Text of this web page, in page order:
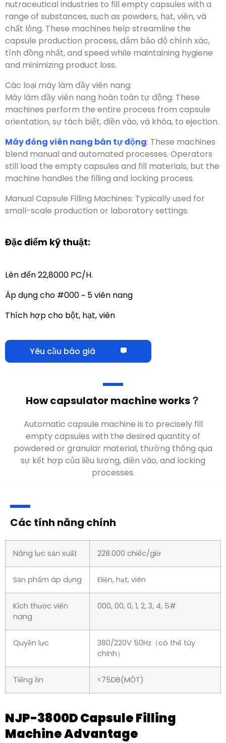
đầy các viên nang rỗng bằng nhiều loại chất,chẳng
hạn như bột, hạt, viên, và chất lỏng.Những máy này
giúp hợp lý hóa quy trình sản xuất viên nang, đảm bảo
độ chính xác, tính đồng nhất,và tốc độ trong khi vẫn
duy trì vệ sinh và giảm thiểu thất thoát sản phẩm.
Các loại máy làm đầy viên nang:
Máy làm đầy viên nang hoàn toàn tự động:
máy này thực hiện toàn bộ quá trình từ định hướng
viên nang , sự tách biệt, điền vào, và khóa,phóng ra.
Những máy này
kết hợp các quy trình thủ công và tự động. Người vận
hành vẫn nạp các viên nang rỗng và làm đầy nguyên
liệu ,nhưng máy xử lý quá trình nạp và khóa.
Máy làm đầy viên nang bằng tay
Thường được sử
dụng cho các cơ sở sản xuất hoặc phòng thí nghiệm
quy mô nhỏ.
Đặc điểm kỹ thuật:
Lên đến 22,8000 PC/H.
Áp dụng cho #000 ~ 5 viên nang
Thích hợp cho bột, hạt, viên
Yêu cầu báo giá
Máy đóng gói hoạt động như thế nào？
Máy tạo viên nang tự động là để đổ đầy chính xác
các viên nang rỗng với số lượng vật liệu dạng bột
hoặc dạng hạt mong muốn, thường thông qua sự
kết hợp của liều lượng, điền vào, và quá trình khóa
Các tính năng chính
Năng lực sản xuất 228.000 chiếc/giờ
Sản phẩm áp dụng Điện, hạt, viên
Kích thước viên
nang
000, 00, 0, 1, 2, 3, 4, 5#
Quyền lực
380/220V 50Hz（có thể tùy
chỉnh）
Tiếng ồn <75DB(MỘT)
nang NJP-3800D